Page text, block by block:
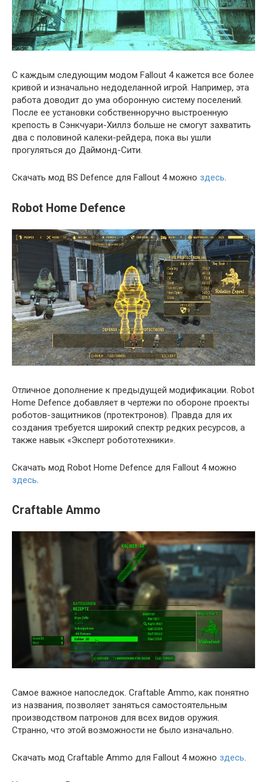
С каждым следующим модом Fallout 4 кажется все более
кривой и изначально недоделанной игрой. Например, эта
работа доводит до ума оборонную систему поселений.
После ее установки собственноручно выстроенную
крепость в Сэнкчуари-Хиллз больше не смогут захватить
два с половиной калеки-рейдера, пока вы ушли
прогуляться до Даймонд-Сити.
Скачать мод BS Defence для Fallout 4 можно здесь.
Robot Home Defence
Отличное дополнение к предыдущей модификации. Robot
Home Defence добавляет в чертежи по обороне проекты
роботов-защитников (протектронов). Правда для их
создания требуется широкий спектр редких ресурсов, а
также навык «Эксперт робототехники».
Скачать мод Robot Home Defence для Fallout 4 можно
здесь.
Craftable Ammo
Самое важное напоследок. Craftable Ammo, как понятно
из названия, позволяет заняться самостоятельным
производством патронов для всех видов оружия.
Странно, что этой возможности не было изначально.
Скачать мод Craftable Ammo для Fallout 4 можно здесь.